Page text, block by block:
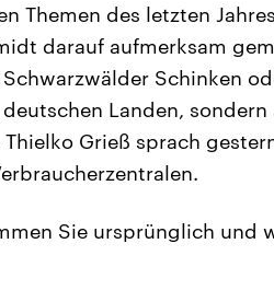
Themen des letzten
darauf aufmerksam
Schinken
Landen, sondern
Grieß sprach
Sie ursprünglich und